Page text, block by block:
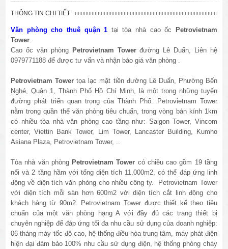
THÔNG TIN CHI TIẾT
Văn phòng cho thuê quận 1 tại tòa nhà cao ốc
Petrovietnam
Tower
Cao ốc văn phòng Petrovietnam Towerđường Lê Duẩn, Liên hệ
0979771188 để được tư vấn và nhận báo giá văn phòng .
Petrovietnam Towertọa lạc mặt tiền đường Lê Duẩn, Phường Bến
Nghé, Quận 1, Thành Phố Hồ Chí Minh, là một trong những tuyến
đường phát triển quan trọng của Thành Phố. Petrovietnam Tower
nằm trong quần thể văn phòng tiêu chuẩn, trong vòng bán kính 1km
có nhiều tòa nhà văn phòng cao tầng như: Saigon Tower, Vincom
center, Viettin Bank Tower, Lim Tower, Lancaster Building, Kumho
Asiana Plaza, Petrovietnam Tower, ..
Tòa nhà văn phòng Petrovietnam Tower có chiều cao gồm 19 tầng
nổi và 2 tầng hầm với tổng diện tích 11.000m2, có thể đáp ứng linh
động về diện tích văn phòng cho nhiều công ty. Petrovietnam Tower
với diện tích mỗi sàn hơn 600m2 với diện tích cắt linh động cho
khách hàng từ 90m2. Petrovietnam Tower được thiết kế theo tiêu
chuẩn của một văn phòng hạng A với đầy đủ các trang thiết bị
chuyên nghiệp để đáp ứng tối đa nhu cầu sử dụng của doanh nghiệp:
06 tháng máy tốc độ cao, hệ thống điều hòa trung tâm, máy phát điện
hiện đại đảm bảo 100% nhu cầu sử dụng điện, hệ thống phòng cháy